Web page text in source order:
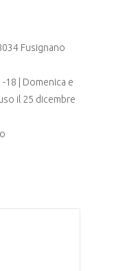
Fusignano
18 | Domenica e
il 25 dicembre